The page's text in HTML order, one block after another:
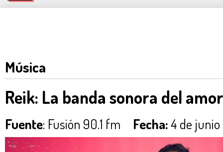
Música
Reik: La banda sonora del
Fuente: Fusión 90.1 fm Fecha:4 de